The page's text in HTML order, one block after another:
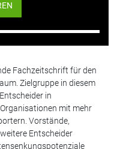
Fachzeitschrift für den
Zielgruppe in diesem
in
mit mehr
Vorstände,
Entscheider